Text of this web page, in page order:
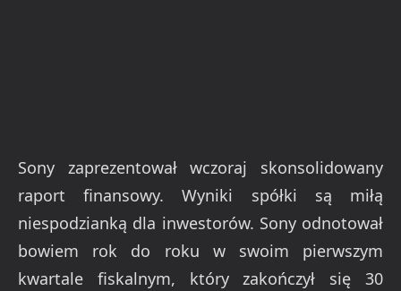
Sony zaprezentował wczoraj skonsolidowany
raport finansowy. Wyniki spółki są miłą
niespodzianką dla inwestorów. Sony odnotował
bowiem rok do roku w swoim pierwszym
kwartale fiskalnym, który zakończył się 30